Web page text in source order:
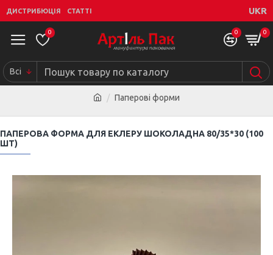
ДИСТРИБЮЦІЯ СТАТТІ UKR
0 0 0
Всі
Паперові форми
ПАПЕРОВА ФОРМА ДЛЯ ЕКЛЕРУ ШОКОЛАДНА 80/35*30 (100
ШТ)